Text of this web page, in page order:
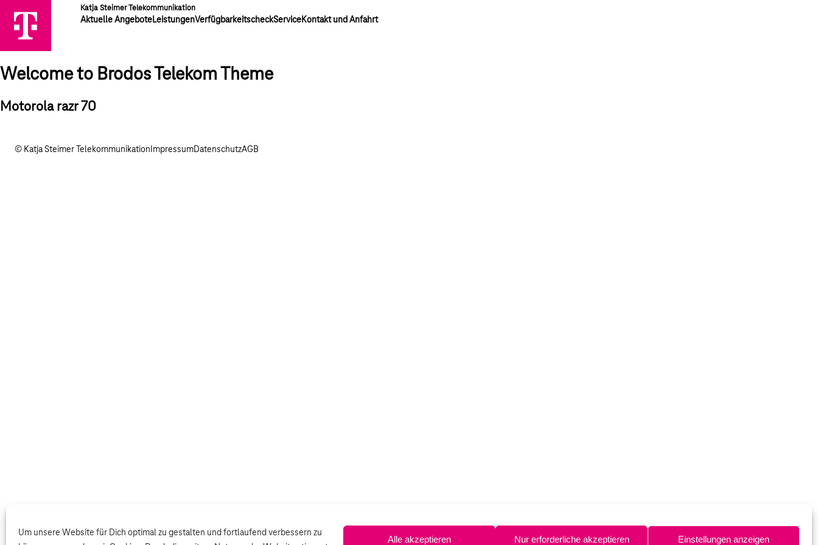
Um unsere Website für Dich optimal zu gestalten und fortlaufend verbessern zu
Alle akzeptieren Nur erforderliche akzeptieren Einstellungen anzeigen
Katja Steimer Telekommunikation
Aktuelle AngeboteLeistungenVerfügbarkeitscheckServiceKontakt und Anfahrt
Welcome to Brodos Telekom Theme
Motorola razr 70
© Katja Steimer Telekommunikation ImpressumDatenschutzAGB